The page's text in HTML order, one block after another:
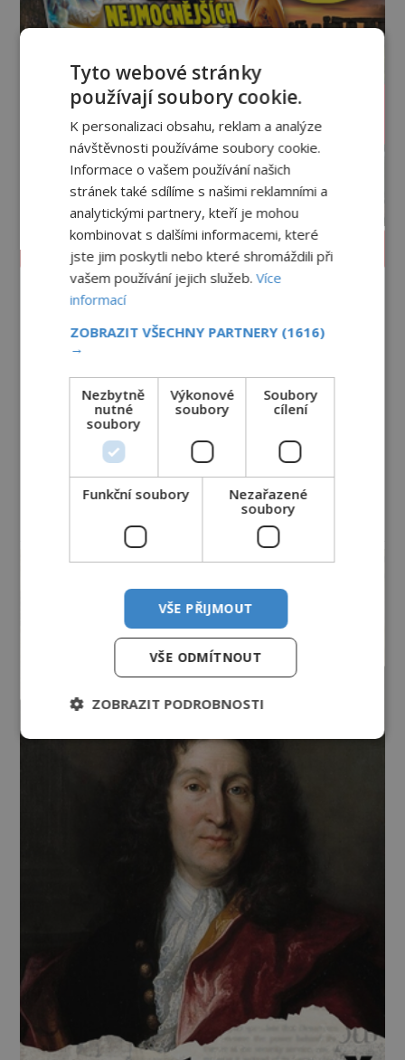
PROLISTOVAT ČASOPIS
Tyto webové stránky
používají soubory cookie.
K personalizaci obsahu, reklam a analýze
návštěvnosti používáme soubory cookie.
Informace o vašem používání našich
stránek také sdílíme s našimi reklamními a
analytickými partnery, kteří je mohou
kombinovat s dalšími informacemi, které
jste jim poskytli nebo které shromáždili při
vašem používání jejich služeb.Více
informací
ZOBRAZIT VŠECHNY PARTNERY (1616)
→
Nezbytně
nutné
soubory
Výkonové
soubory
Soubory
cílení
Funkční soubory
Nezařazené
soubory
VŠE PŘIJMOUT
VŠE ODMÍTNOUT
ZOBRAZIT PODROBNOSTI